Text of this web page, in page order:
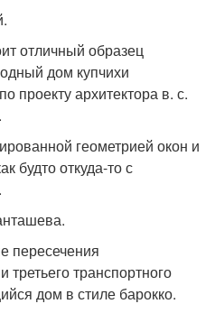
отличный образец
дом купчихи
проекту архитектора в. с.
геометрией окон и
будто откуда-то с
пересечения
третьего транспортного
дом в стиле барокко.